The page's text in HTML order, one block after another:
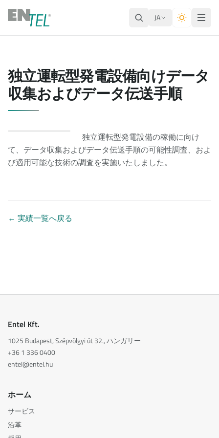
JA
独立運転型発電設備向けデータ
収集およびデータ伝送手順
独立運転型発電設備の稼働に向け
て、データ収集およびデータ伝送手順の可能性調査、およ
び適用可能な技術の調査を実施いたしました。
← 実績一覧へ戻る
Entel Kft.
1025 Budapest, Szépvölgyi út 32., ハンガリー
+36 1 336 0400
entel@entel.hu
ホーム
サービス
沿革